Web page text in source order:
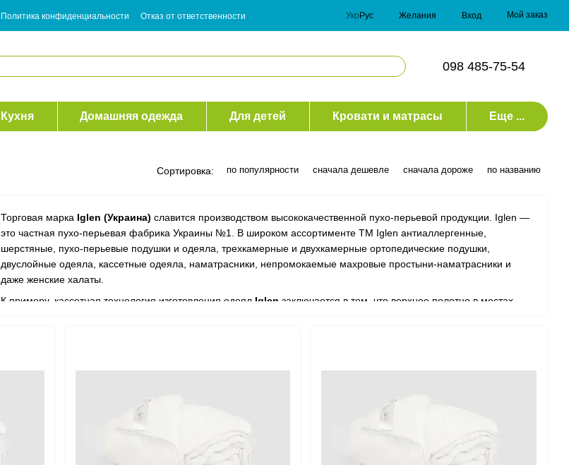
Политика конфиденциальности
Отказ от ответственности
Укр Рус Желания Вход Мой заказ
098 485-75-54
Кухня Домашняя одежда Для детей Кровати и матрасы Еще ...
Сортировка: по популярности сначала дешевле сначала дороже по названию
Торговая марка Iglen (Украина) славится производством высококачественной пухо-перьевой продукции. Iglen —
это частная пухо-перьевая фабрика Украины №1. В широком ассортименте ТМ Iglen антиаллергенные,
шерстяные, пухо-перьевые подушки и одеяла, трехкамерные и двухкамерные ортопедические подушки,
двуслойные одеяла, кассетные одеяла, наматрасники, непромокаемые махровые простыни-наматрасники и
даже женские халаты.
К примеру, кассетная технология изготовления одеял Iglen заключается в том, что верхнее полотно в местах
чему превосходно сохраняет тепло.
Естественная терморегуляция
- естественный наполнитель позволяет дышать телу человека.
- одеяло изготовлено таким способом, что наполнитель прошит по краям одеяла к
кромке, благодаря чему даже при многочисленных стирках внутри чехла не будет пустых мест.